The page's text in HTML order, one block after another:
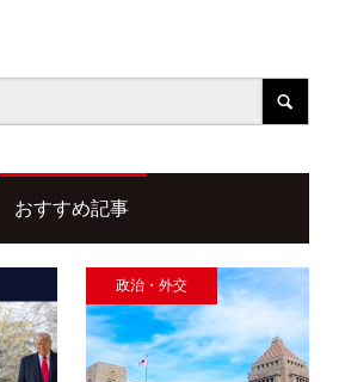
おすすめ記事
政治・外交